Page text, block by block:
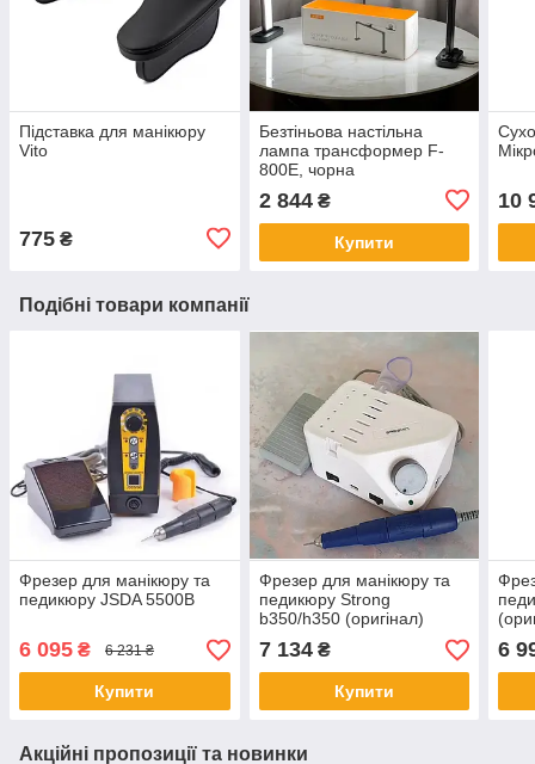
Підставка для манікюру
Vito
775 ₴
Безтіньова настільна
лампа трансформер F-
800E, чорна
2 844₴
Купити
10
Подібні товари компанії
Фрезер для манікюру та
педикюру JSDA 5500В
6 095 ₴ 6 231 ₴
Купити
Фрезер для манікюру та
педикюру Strong
b350/h350 (оригінал)
7 134₴
Купити
6
Акційні пропозиції та новинки